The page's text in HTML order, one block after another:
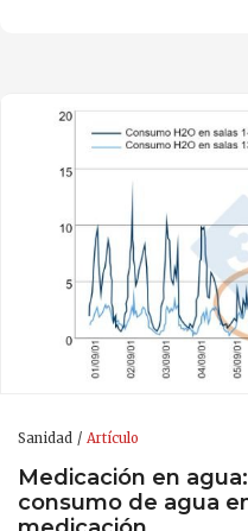
Sanidad Artículo
Medicación en
consumo de agua